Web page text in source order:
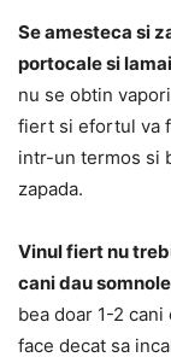
Se amesteca si
portocale si
nu se obtin
fiert si efortul va
intr-un termos si
zapada.
Vinul fiert nu
cani dau
bea doar 1-2
face decat sa